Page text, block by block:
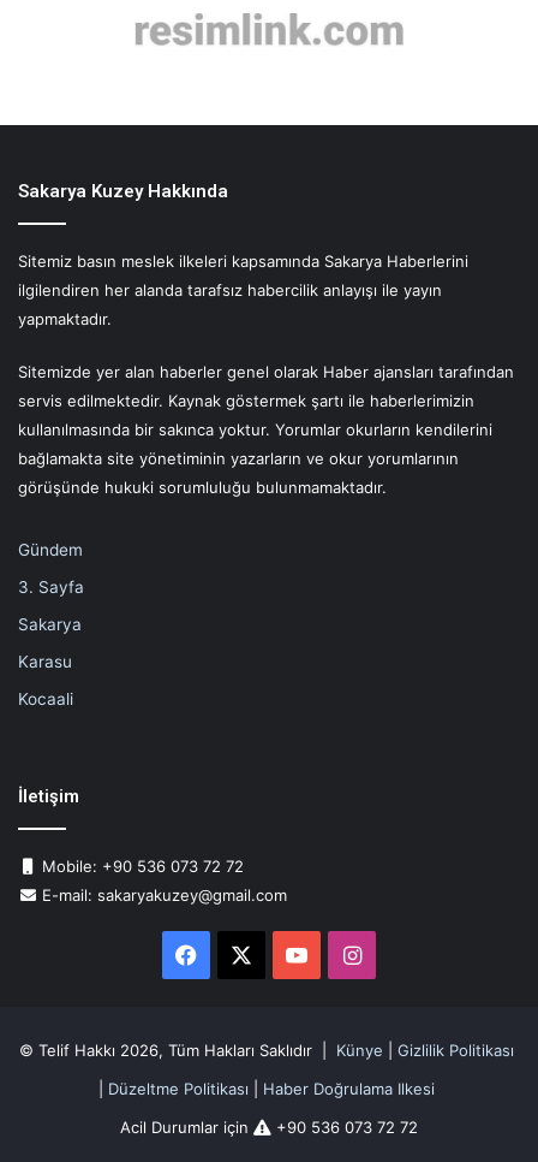
Sakarya Kuzey Hakkında
Sitemiz basın meslek ilkeleri kapsamında Sakarya Haberlerini
ilgilendiren her alanda tarafsız habercilik anlayışı ile yayın
yapmaktadır.
Sitemizde yer alan haberler genel olarak Haber ajansları tarafından
servis edilmektedir. Kaynak göstermek şartı ile haberlerimizin
kullanılmasında bir sakınca yoktur. Yorumlar okurların kendilerini
bağlamakta site yönetiminin yazarların ve okur yorumlarının
görüşünde hukuki sorumluluğu bulunmamaktadır.
Gündem
3. Sayfa
Sakarya
Karasu
Kocaali
İletişim
Mobile: +90 536 073 72 72
E-mail: sakaryakuzey@gmail.com
Facebook YouTubeInstagram
© Telif Hakkı 2026, Tüm Hakları Saklıdır | Künye
Gizlilik Politikası
Düzeltme Politikası
Haber Doğrulama Ilkesi
Acil Durumlar için
+90 536 073 72 72